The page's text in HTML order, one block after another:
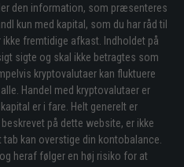
den information, som præsenteres
kun med kapital, som du har råd til
fremtidige afkast. Indholdet på
sigte og skal ikke betragtes som
kryptovalutaer kan fluktuere
Handel med kryptovalutaer er
er i fare. Helt generelt er
på dette website, er ikke
kan overstige din kontobalance.
heraf følger en høj risiko for at